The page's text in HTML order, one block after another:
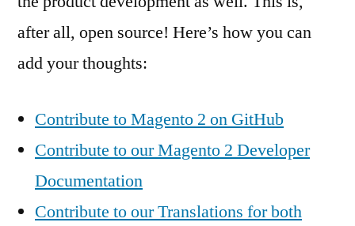
after all, open source! Here’s how you can
add your thoughts:
Contribute to Magento 2 on GitHub
Contribute to our Magento 2 Developer
Documentation
Contribute to our Translations for both